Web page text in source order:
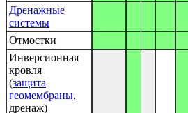
Дренажные
системы
Отмостки
Инверсионная
кровля
(защита
геомембраны,
дренаж)